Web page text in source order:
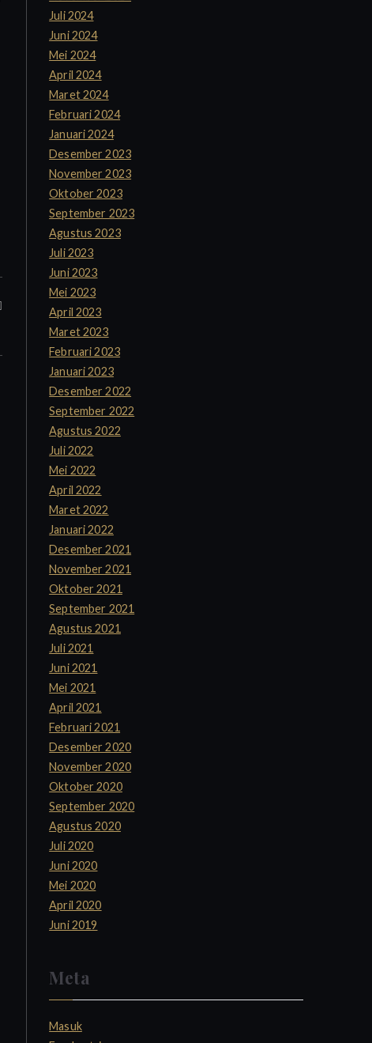
Juli 2024
Juni 2024
Mei 2024
April 2024
Maret 2024
Februari 2024
Januari 2024
Desember 2023
November 2023
Oktober 2023
September 2023
Agustus 2023
Juli 2023
Juni 2023
Mei 2023
April 2023
Maret 2023
Februari 2023
Januari 2023
Desember 2022
September 2022
Agustus 2022
Juli 2022
Mei 2022
April 2022
Maret 2022
Januari 2022
Desember 2021
November 2021
Oktober 2021
September 2021
Agustus 2021
Juli 2021
Juni 2021
Mei 2021
April 2021
Februari 2021
Desember 2020
November 2020
Oktober 2020
September 2020
Agustus 2020
Juli 2020
Juni 2020
Mei 2020
April 2020
Juni 2019
Meta
Masuk